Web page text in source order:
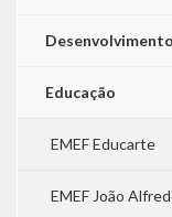
Educação
EMEF Educarte
EMEF João